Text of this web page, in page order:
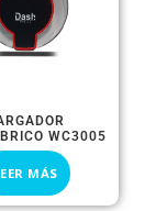
WC3005
MÁS